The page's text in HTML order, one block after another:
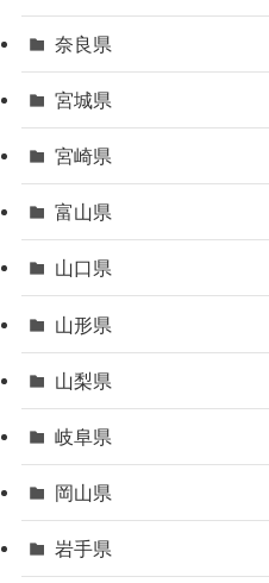
奈良県
宮城県
宮崎県
富山県
山口県
山形県
山梨県
岐阜県
岡山県
岩手県